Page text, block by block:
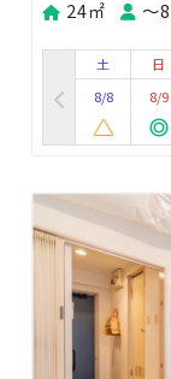
24㎡
〜
土
8/8
日
8/9